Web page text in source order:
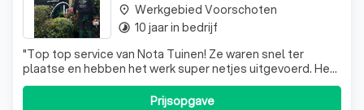
"Top top service van Nota Tuinen! Ze waren snel ter
plaatse en hebben het werk super netjes uitgevoerd. Het
team bestond uit beleefde en nette mannen die duidelijk
weten wat ze doen. Zeker een aanrader!!!
Prijsopgave
place Werkgebied Voorschoten
timelapse 10 jaar in bedrijf